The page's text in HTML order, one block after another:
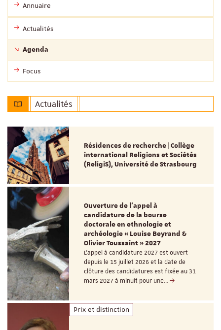
Annuaire
Actualités
Agenda
Focus
Actualités
Résidences de recherche | Collège
international Religions et Sociétés
(ReligiS), Université de Strasbourg
Ouverture de l'appel à
candidature de la bourse
doctorale en ethnologie et
archéologie « Louise Beyrand &
Olivier Toussaint » 2027
L’appel à candidature 2027 est ouvert
depuis le 15 juillet 2026 et la date de
clôture des candidatures est fixée au 31
mars 2027 à minuit pour une…
Prix et distinction